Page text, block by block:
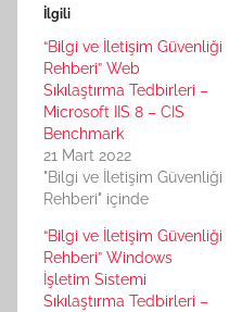
İlgili
“Bilgi ve İletişim Güvenliği
Rehberi” Web
Sıkılaştırma Tedbirleri –
Microsoft IIS 8 – CIS
Benchmark
21 Mart 2022
"Bilgi ve İletişim Güvenliği
Rehberi" içinde
“Bilgi ve İletişim Güvenliği
Rehberi” Windows
İşletim Sistemi
Sıkılaştırma Tedbirleri –